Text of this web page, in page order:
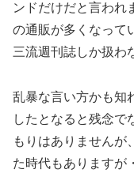
ンドだけだと言われ
の通販が多くなって
三流週刊誌しか扱わ
乱暴な言い方かも知
したとなると残念で
もりはありませんが
た時代もありますが